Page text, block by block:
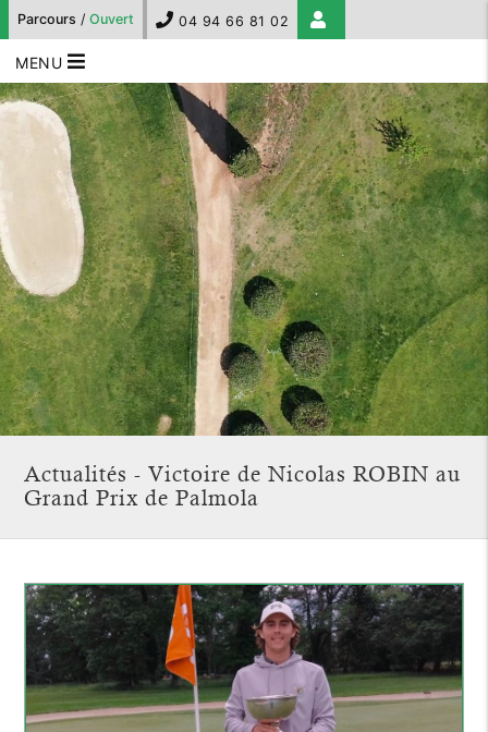
Parcours / Ouvert 04 94 66 81 02
MENU
Actualités - Victoire de Nicolas ROBIN au
Grand Prix de Palmola